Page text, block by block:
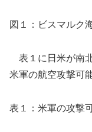
図１：ビスマルク
表１に日米が南
米軍の航空攻撃可
表１：米軍の攻撃